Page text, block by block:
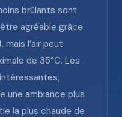
brûlants sont
agréable grâce
mais l’air peut
de 35°C. Les
une ambiance plus
la plus chaude de